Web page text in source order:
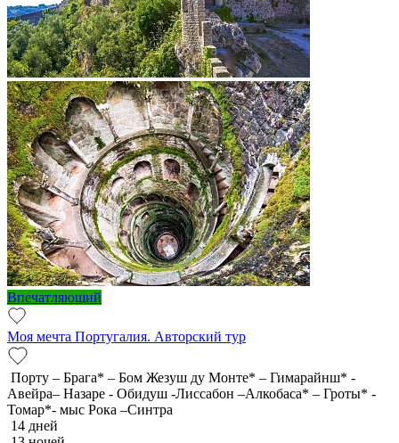
Впечатляющий
Моя мечта Португалия. Авторский тур
Порту – Брага* – Бом Жезуш ду Монте* – Гимарайнш* -
Авейра– Назаре - Обидуш -Лиссабон –Алкобаса* – Гроты* -
Томар*- мыс Рока –Синтра
14 дней